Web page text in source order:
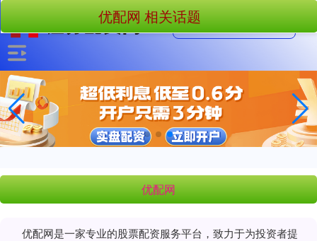
优配网
优配网是一家专业的股票配资服务平台，致力于为投资者提
优配网 相关话题